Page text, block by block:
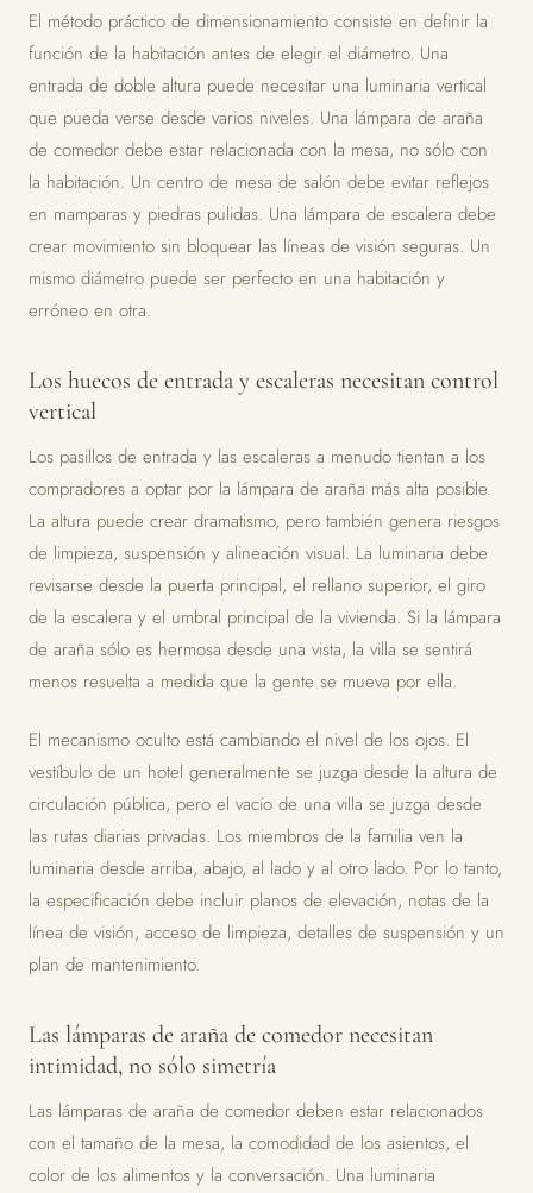
El método práctico de dimensionamiento consiste en definir la
función de la habitación antes de elegir el diámetro. Una
entrada de doble altura puede necesitar una luminaria vertical
que pueda verse desde varios niveles. Una lámpara de araña
de comedor debe estar relacionada con la mesa, no sólo con
la habitación. Un centro de mesa de salón debe evitar reflejos
en mamparas y piedras pulidas. Una lámpara de escalera debe
crear movimiento sin bloquear las líneas de visión seguras. Un
mismo diámetro puede ser perfecto en una habitación y
erróneo en otra.
Los huecos de entrada y escaleras necesitan control
vertical
Los pasillos de entrada y las escaleras a menudo tientan a los
compradores a optar por la lámpara de araña más alta posible.
La altura puede crear dramatismo, pero también genera riesgos
de limpieza, suspensión y alineación visual. La luminaria debe
revisarse desde la puerta principal, el rellano superior, el giro
de la escalera y el umbral principal de la vivienda. Si la lámpara
de araña sólo es hermosa desde una vista, la villa se sentirá
menos resuelta a medida que la gente se mueva por ella.
El mecanismo oculto está cambiando el nivel de los ojos. El
vestíbulo de un hotel generalmente se juzga desde la altura de
circulación pública, pero el vacío de una villa se juzga desde
las rutas diarias privadas. Los miembros de la familia ven la
luminaria desde arriba, abajo, al lado y al otro lado. Por lo tanto,
la especificación debe incluir planos de elevación, notas de la
línea de visión, acceso de limpieza, detalles de suspensión y un
plan de mantenimiento.
Las lámparas de araña de comedor necesitan
intimidad, no sólo simetría
Las lámparas de araña de comedor deben estar relacionados
con el tamaño de la mesa, la comodidad de los asientos, el
color de los alimentos y la conversación. Una luminaria